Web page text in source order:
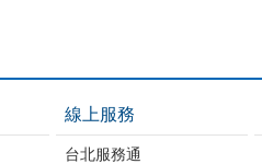
線上服務
台北服務通